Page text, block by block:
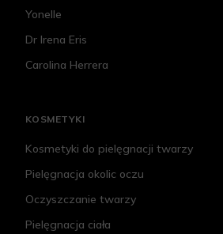
Yonelle
Dr Irena Eris
Carolina Herrera
KOSMETYKI
Kosmetyki do pielęgnacji twarzy
Pielęgnacja okolic oczu
Oczyszczanie twarzy
Pielęgnacja ciała